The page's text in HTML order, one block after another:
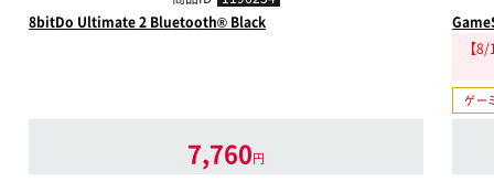
8bitDo Ultimate 2 Bluetooth® Black
7,760円
【
ゲー